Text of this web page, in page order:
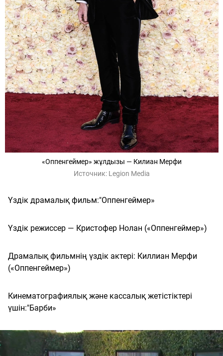
«Оппенгеймер» жұлдызы — Килиан Мерфи
Источник: Legion Media
Үздік драмалық фильм:"Оппенгеймер»
Үздік режиссер — Кристофер Нолан («Оппенгеймер»)
Драмалық фильмнің үздік актері: Киллиан Мерфи
(«Оппенгеймер»)
Кинематографиялық және кассалық жетістіктері
үшін:"Барби»